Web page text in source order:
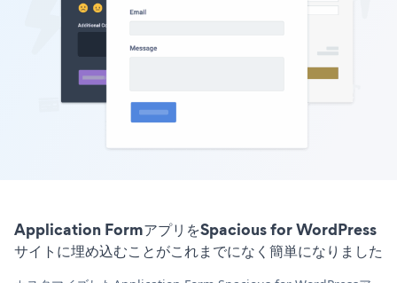
Application FormアプリをSpacious for WordPress
サイトに埋め込むことがこれまでになく簡単になりました